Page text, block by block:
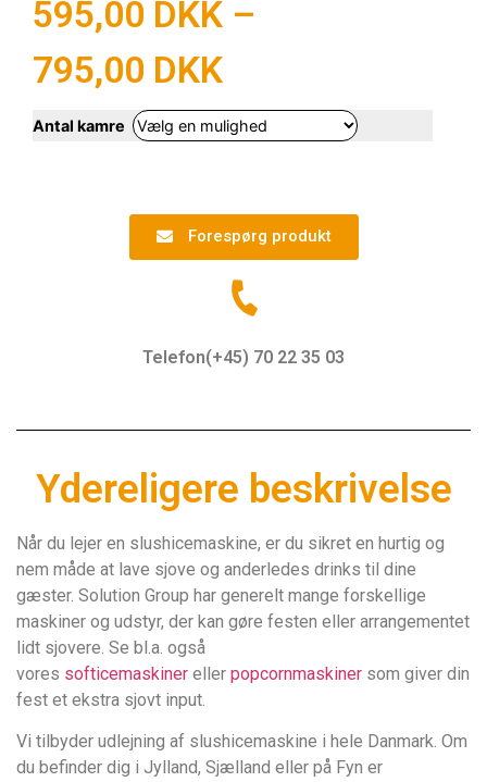
595,00 DKK –
795,00 DKK
Antal kamre
Forespørg produkt
Telefon(+45) 70 22 35 03
Ydereligere beskrivelse
Når du lejer en slushicemaskine, er du sikret en hurtig og
nem måde at lave sjove og anderledes drinks til dine
gæster. Solution Group har generelt mange forskellige
maskiner og udstyr, der kan gøre festen eller arrangementet
lidt sjovere. Se bl.a. også
vores softicemaskiner eller popcornmaskiner som giver din
fest et ekstra sjovt input.
Vi tilbyder udlejning af slushicemaskine i hele Danmark. Om
du befinder dig i Jylland, Sjælland eller på Fyn er